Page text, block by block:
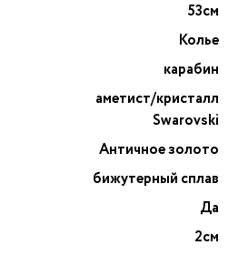
53см
Колье
карабин
аметист/кристалл
Swarovski
Античное золото
бижутерный сплав
Да
2см